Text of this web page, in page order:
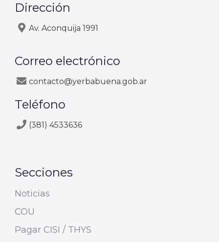
Dirección
Av. Aconquija 1991
Correo electrónico
contacto@yerbabuena.gob.ar
Teléfono
(381) 4533636
Secciones
Noticias
COU
Pagar CISI / THYS